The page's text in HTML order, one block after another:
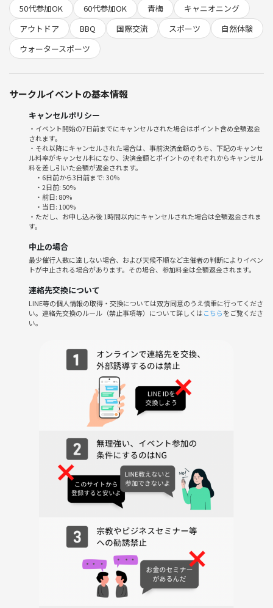
✨このイベントで得られるメリット✨
世界の方々とのご縁
運動したい方との出会い
ずっと繋がりを持てる友達
英語と冒険と運動を効率的に
▶このイベントには想いの近い人・同じ共通点の方が集まります
✨趣味や活動の場を広げて、類友との出会いで人生を変えませんか✨
◆━━━━━━━━━━━━━━━━━━━━━━━◆
イベントについて
◆━━━━━━━━━━━━━━━━━━━━━━━◆
■🚉【集合場所】
集合時間：午前12時00分に青梅駅
（当日はキャニオニングのあとにBBQをします終了時刻はおよそ18時前
後になります）
※開始時刻が早まる可能性があります。
■💴【料金】
事前決済チケット：11,000円
■料金に含まれるのは下記通り：
・ツアー代
・ガイド料
・装備レンタル料
・写真・動画の全てが含まれてます。
※写真・動画について、まれにピンボケや水滴の付着等がありますが
ご理解頂けますようお願い致します。
◆━━━━━━━━━━━━━━━━━━━━━━━◆
参加ルール
◆━━━━━━━━━━━━━━━━━━━━━━━◆
■【 知っておくべき情報】
ツアー所用時間は2-3時間程度
水着(下着での代用も可)
短パン(※7月中旬～9月上旬のみ必要)
50代参加OK
60代参加OK 青梅
キャニオニング
アウトドア
BBQ 国際交流 スポーツ
自然体験
ウォータースポーツ
サークルイベントの基本情報
キャンセルポリシー
・イベント開始の7日前までにキャンセルされた場合はポイント含め全額返金
されます。
・それ以降にキャンセルされた場合は、事前決済金額のうち、下記のキャンセ
ル料率がキャンセル料になり、決済金額とポイントのそれぞれからキャンセル
料を差し引いた金額が返金されます。
・6日前から3日前まで: 30%
・2日前: 50%
・前日: 80%
・当日: 100%
・ただし、お申し込み後 1時間以内にキャンセルされた場合は全額返金されま
す。
中止の場合
最少催行人数に達しない場合、および天候不順など主催者の判断によりイベン
トが中止される場合があります。その場合、参加料金は全額返金されます。
連絡先交換について
LINE等の個人情報の取得・交換については双方同意のうえ慎重に行ってくださ
い。連絡先交換のルール（禁止事項等）について詳しくはこちらをご覧くださ
い。